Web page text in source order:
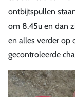
ontbijtspullen
om 8.45u en dan
en alles verder op
gecontroleerde